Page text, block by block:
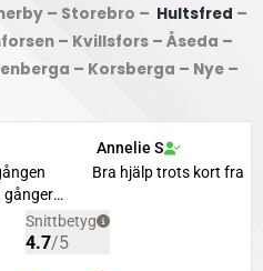
– Storebro – Hultsfred –
– Kvillsfors – Åseda –
– Korsberga – Nye –